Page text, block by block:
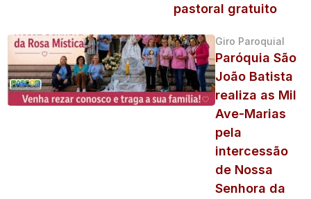
pastoral gratuito
Giro Paroquial
Paróquia São
João Batista
realiza as Mil
Ave-Marias
pela
intercessão
de Nossa
Senhora da